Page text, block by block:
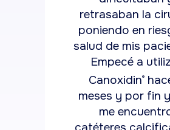
retrasaban la cirugía,
poniendo en riesgo la
salud de mis pacientes.
Empecé a utilizar
Canoxidin®hace 6
meses y por fin ya no
me encuentro